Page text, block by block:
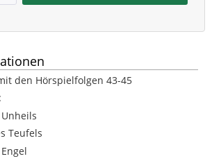
den Hörspielfolgen 43-45
Teufels